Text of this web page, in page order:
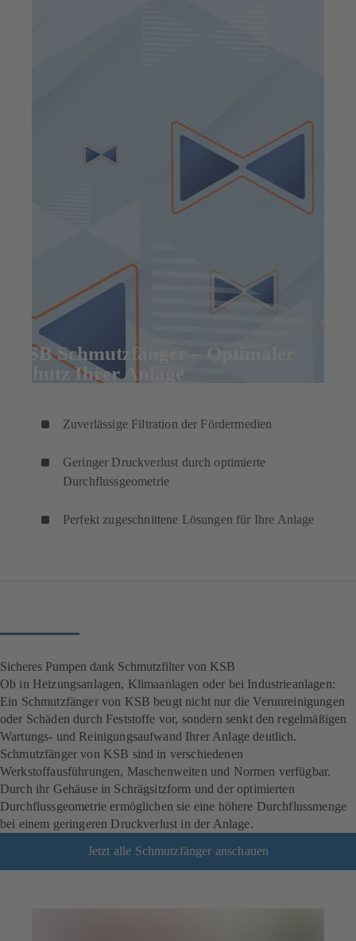
KSB Schmutzfänger – Optimaler
Schutz Ihrer Anlage
Zuverlässige Filtration der Fördermedien
Geringer Druckverlust durch optimierte
Durchflussgeometrie
Perfekt zugeschnittene Lösungen für Ihre Anlage
Sicheres Pumpen dank Schmutzfilter von KSB
Ob in Heizungsanlagen, Klimaanlagen oder bei Industrieanlagen:
Ein Schmutzfänger von KSB beugt nicht nur die Verunreinigungen
oder Schäden durch Feststoffe vor, sondern senkt den regelmäßigen
Wartungs- und Reinigungsaufwand Ihrer Anlage deutlich.
Schmutzfänger von KSB sind in verschiedenen
Werkstoffausführungen, Maschenweiten und Normen verfügbar.
Durch ihr Gehäuse in Schrägsitzform und der optimierten
Durchflussgeometrie ermöglichen sie eine höhere Durchflussmenge
bei einem geringeren Druckverlust in der Anlage.
Jetzt alle Schmutzfänger anschauen